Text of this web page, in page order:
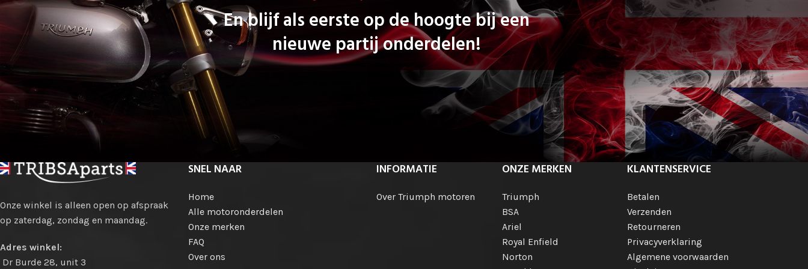
En blijf als eerste op de hoogte bij een
nieuwe partij onderdelen!
Onze winkel is alleen open op afspraak
op zaterdag, zondag en maandag.
Adres winkel:
Dr Burde 28, unit 3
SNEL NAAR
Home
Alle motoronderdelen
Onze merken
FAQ
Over ons
INFORMATIE
Over Triumph motoren
ONZE MERKEN
Triumph
BSA
Ariel
Royal Enfield
Norton
KLANTENSERVICE
Betalen
Verzenden
Retourneren
Privacyverklaring
Algemene voorwaarden